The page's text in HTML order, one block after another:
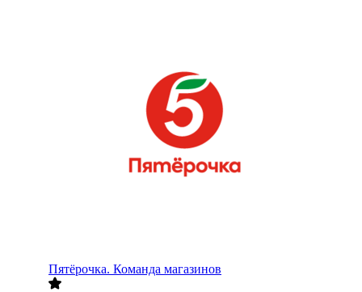
Пятёрочка. Команда магазинов